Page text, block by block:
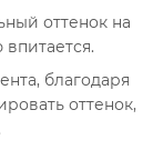
оттенок на
благодаря
оттенок,